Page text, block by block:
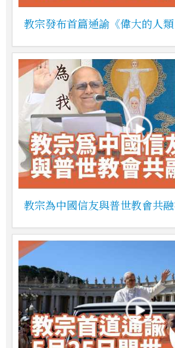
教宗發布首篇通諭《偉大的人類
教宗為中國信友與普世教會共